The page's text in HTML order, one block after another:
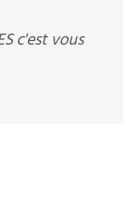
c'est vous